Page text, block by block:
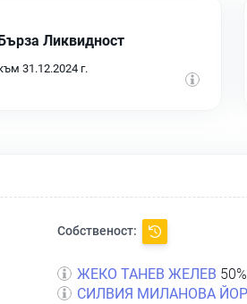
Ликвидност
31.12.2024 г.
Собственост:
ЖЕКО ТАНЕВ ЖЕЛЕВ
СИЛВИЯ МИЛАНОВА